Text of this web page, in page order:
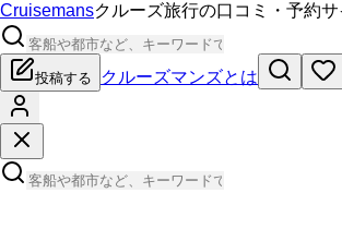
Cruisemansクルーズ旅行の口コミ・予約サ
投稿する クルーズマンズとは